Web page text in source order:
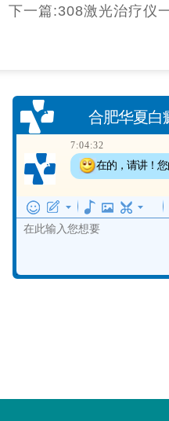
下一篇:308激光治疗仪
合肥华夏白
7:04:32
在的，请讲！